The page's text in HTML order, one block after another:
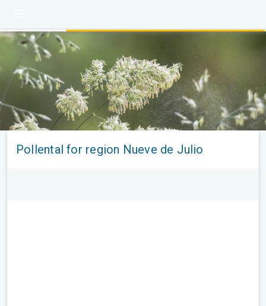
Pollental for region Nueve de Julio